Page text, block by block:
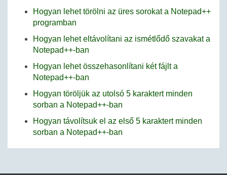
Hogyan lehet törölni az üres sorokat a Notepad++
programban
Hogyan lehet eltávolítani az ismétlődő szavakat a
Notepad++-ban
Hogyan lehet összehasonlítani két fájlt a
Notepad++-ban
Hogyan töröljük az utolsó 5 karaktert minden
sorban a Notepad++-ban
Hogyan távolítsuk el az első 5 karaktert minden
sorban a Notepad++-ban